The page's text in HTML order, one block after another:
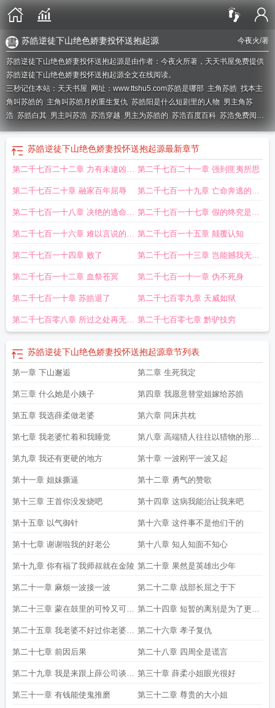
今夜火/著
苏皓逆徒下山绝色娇妻投怀送抱起源
苏皓逆徒下山绝色娇妻投怀送抱起源是由作者：今夜火所著，天天书屋免费提供
苏皓逆徒下山绝色娇妻投怀送抱起源全文在线阅读。
三秒记住本站：天天书屋 网址：www.ttshu5.com苏皓是哪部 主角苏皓 找本主
角叫苏皓的 主角叫苏皓月的重生复仇 苏皓阳是什么短剧里的人物 男主角苏
浩 苏皓白其 男主叫苏浩 苏浩穿越 男主为苏皓的 苏浩百度百科 苏浩免费阅
读女主叫苏皓月的名字苏皓最强系统百度百科主角苏浩的穿越女主苏皓月
皓几个老婆
男主叫苏皓辰的 苏皓辰是谁
苏皓逆徒下山绝色娇妻投怀送抱起源最新章节
第二千七百二十二章 力有未逮凶多
吉少
第二千七百二十一章 强到匪夷所思
第二千七百二十章 融家百年屈辱 第二千七百一十九章 亡命奔逃的求
生欲
第二千七百一十八章 决绝的逃命意
味
第二千七百一十七章 假的终究是假
的
第二千七百一十六章 难以言说的寂
寥
第二千七百一十五章 颠覆认知
第二千七百一十四章 败了 第二千七百一十三章 岂能撼我无敌
之路
第二千七百一十二章 血祭苍冥 第二千七百一十一章 伪不死身
第二千七百一十章 苏皓退了 第二千七百零九章 天威如狱
第二千七百零八章 所过之处再无存 第二千七百零七章 黔驴技穷
苏皓逆徒下山绝色娇妻投怀送抱起源章节列表
第一章 下山邂逅 第二章 生死我定
第三章 什么她是小姨子 第四章 我愿意替堂姐嫁给苏皓
第五章 我选薛柔做老婆 第六章 同床共枕
第七章 我老婆忙着和我睡觉 第八章 高端猎人往往以猎物的形式
出现
第九章 我还有更硬的地方 第十章 一波刚平一波又起
第十一章 姐妹撕逼 第十二章 勇气的赞歌
第十三章 王首你没发烧吧 第十四章 这病我能治让我来吧
第十五章 以气御针 第十六章 这件事不是他们干的
第十七章 谢谢啦我的好老公 第十八章 知人知面不知心
第十九章 你有福了我师叔就在金陵 第二十章 果然是英雄出少年
第二十一章 麻烦一波接一波 第二十二章 战部长屈之于下
第二十三章 蒙在鼓里的可怜又可恨
之人
第二十四章 短暂的离别是为了更好
的重逢
第二十五章 我老婆不好过你老婆更
难过
第二十六章 孝子复仇
第二十七章 前因后果 第二十八章 四周全是谎言
第二十九章 我是来跟上薛公司谈合
作的
第三十章 薛柔小姐眼光很好
第三十一章 有钱能使鬼推磨 第三十二章 尊贵的大小姐